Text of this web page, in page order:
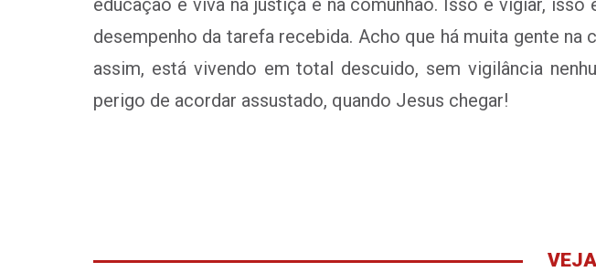
educação e viva na justiça e na comunhão. Isso é vigiar, isso
desempenho da tarefa recebida. Acho que há muita gente
assim, está vivendo em total descuido, sem vigilância
perigo de acordar assustado, quando Jesus chegar!